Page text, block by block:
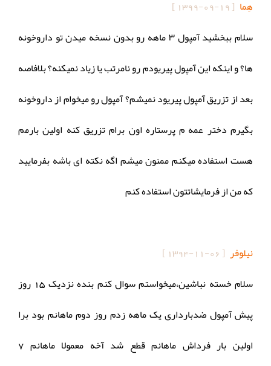
هِما [
1399-09-19
]
سلام ببخشید آمپول ۳ ماهه رو بدون نسخه میدن تو داروخونه
ها؟ و اینکه این آمپول پیریودم رو نامرتب یا زیاد نمیکنه؟ بلافاصه
بعد از تزریق آمپول پیریود نمیشم؟ آمپول رو میخوام از داروخونه
بگیرم دختر عمه م پرستاره اون برام تزریق کنه اولین بارمم
هست استفاده میکنم ممنون میشم اگه نکته ای باشه بفرمایید
که من از فرمایشاتتون استفاده کنم
نیلوفر [
1394-11-06
]
سلام خسته نباشین،میخواستم سوال کنم بنده نزدیک 15 روز
پیش آمپول ضدبارداری یک ماهه زدم روز دوم ماهانم بود برا
اولین بار فرداش ماهانم قطع شد آخه معمولا ماهانم 7